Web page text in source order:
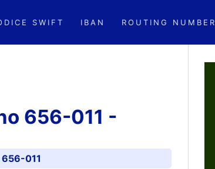
SWIFT IBAN ROUTING NUMBER
656-011 -
011